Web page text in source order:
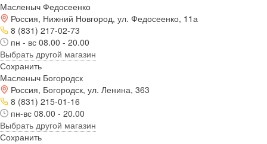
Масленыч Федосеенко
Россия, Нижний Новгород, ул. Федосеенко, 11а
8 (831) 217-02-73
пн - вс 08.00 - 20.00
Выбрать другой магазин
Сохранить
Масленыч Богородск
Россия, Богородск, ул. Ленина, 363
8 (831) 215-01-16
пн-вс 08.00 - 20.00
Выбрать другой магазин
Сохранить